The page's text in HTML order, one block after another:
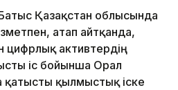
Қазақстан облысында
атап айтқанда,
цифрлық активтердің
іс бойынша Орал
қылмыстық іске